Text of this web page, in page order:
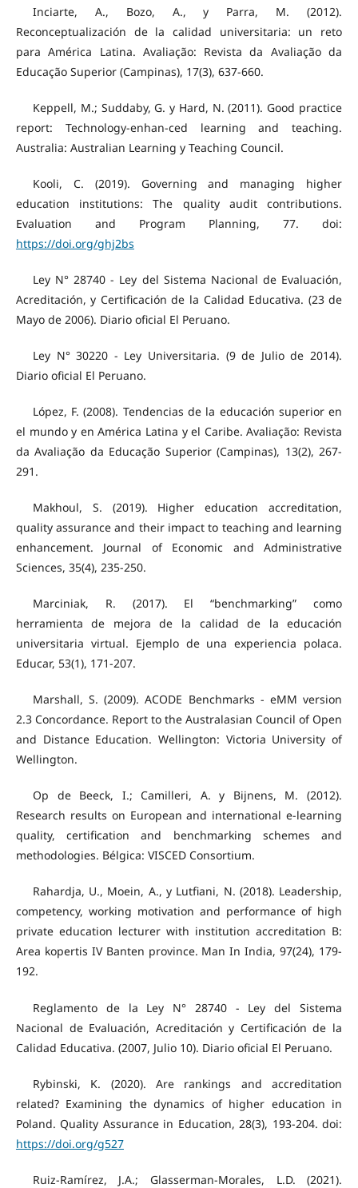
Inciarte, A., Bozo, A., y Parra, M. (2012).
Reconceptualización de la calidad universitaria: un reto
para América Latina. Avaliação: Revista da Avaliação da
Educação Superior (Campinas), 17(3), 637-660.
Keppell, M.; Suddaby, G. y Hard, N. (2011). Good practice
report: Technology-enhan-ced learning and teaching.
Australia: Australian Learning y Teaching Council.
Kooli, C. (2019). Governing and managing higher
education institutions: The quality audit contributions.
Evaluation and Program Planning, 77. doi:
https://doi.org/ghj2bs
Ley N° 28740 - Ley del Sistema Nacional de Evaluación,
Acreditación, y Certificación de la Calidad Educativa. (23 de
Mayo de 2006). Diario oficial El Peruano.
Ley N° 30220 - Ley Universitaria. (9 de Julio de 2014).
Diario oficial El Peruano.
López, F. (2008). Tendencias de la educación superior en
el mundo y en América Latina y el Caribe. Avaliação: Revista
da Avaliação da Educação Superior (Campinas), 13(2), 267-
291.
Makhoul, S. (2019). Higher education accreditation,
quality assurance and their impact to teaching and learning
enhancement. Journal of Economic and Administrative
Sciences, 35(4), 235-250.
Marciniak, R. (2017). El “benchmarking” como
herramienta de mejora de la calidad de la educación
universitaria virtual. Ejemplo de una experiencia polaca.
Educar, 53(1), 171-207.
Marshall, S. (2009). ACODE Benchmarks - eMM version
2.3 Concordance. Report to the Australasian Council of Open
and Distance Education. Wellington: Victoria University of
Wellington.
Op de Beeck, I.; Camilleri, A. y Bijnens, M. (2012).
Research results on European and international e-learning
quality, certification and benchmarking schemes and
methodologies. Bélgica: VISCED Consortium.
Rahardja, U., Moein, A., y Lutfiani, N. (2018). Leadership,
competency, working motivation and performance of high
private education lecturer with institution accreditation B:
Area kopertis IV Banten province. Man In India, 97(24), 179-
192.
Reglamento de la Ley N° 28740 - Ley del Sistema
Nacional de Evaluación, Acreditación y Certificación de la
Calidad Educativa. (2007, Julio 10). Diario oficial El Peruano.
Rybinski, K. (2020). Are rankings and accreditation
related? Examining the dynamics of higher education in
Poland. Quality Assurance in Education, 28(3), 193-204. doi:
https://doi.org/g527
Ruiz-Ramírez, J.A.; Glasserman-Morales, L.D. (2021).